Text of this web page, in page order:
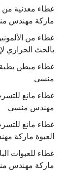
غطاء معدنية من
ماركة مهندس
غطاء من
بالحث الحراري
غطاء مبطن بطبة
منسى
غطاء مانع
مهندس منسى
غطاء مانع
العبوة ماركة
غطاء للعبوات
ماركة مهندس